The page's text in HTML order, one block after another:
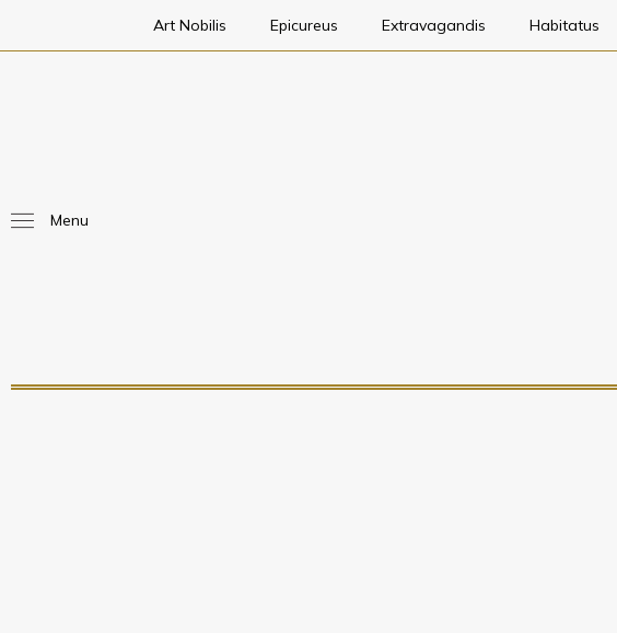
Art Nobilis Epicureus Extravagandis Habitatus
Menu